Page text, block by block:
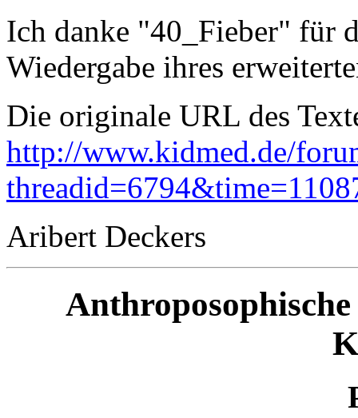
Ich danke "40_Fieber" für
Wiedergabe ihres
Die originale URL des
http://www.kidmed.de/
Aribert Deckers